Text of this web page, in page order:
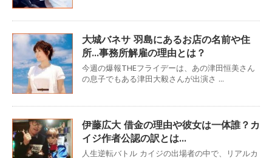
大城バネサ 羽島にあるお店の名前や住
所…事務所解雇の理由とは？
今週の爆報THEフライデーは、あの津田恒美さん
の息子でもある津田大毅さんが出演さ ...
伊藤広大 借金の理由や彼女は一体誰？カ
イジ作者公認の訳とは…
人生逆転バトル カイジの出場者の中で、リアルカ